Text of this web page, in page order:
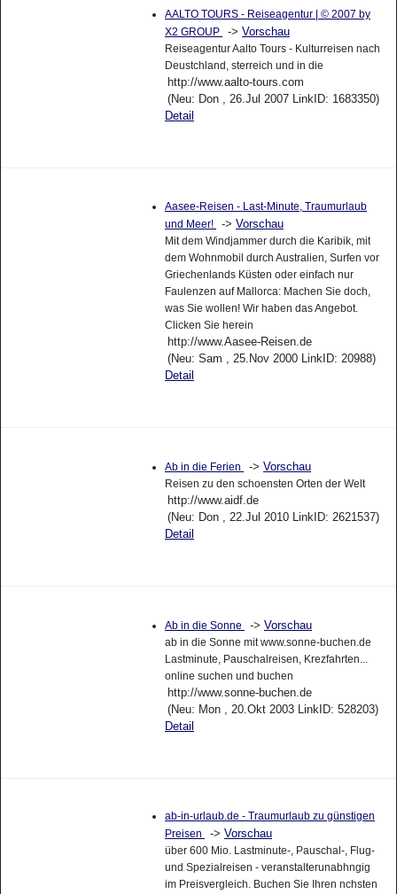
AALTO TOURS - Reiseagentur | © 2007 by
X2 GROUP
-> Vorschau
Reiseagentur Aalto Tours - Kulturreisen nach
Deustchland, sterreich und in die
http://www.aalto-tours.com
(Neu: Don , 26.Jul 2007 LinkID: 1683350)
Detail
Aasee-Reisen - Last-Minute, Traumurlaub
und Meer!
-> Vorschau
Mit dem Windjammer durch die Karibik, mit
dem Wohnmobil durch Australien, Surfen vor
Griechenlands Küsten oder einfach nur
Faulenzen auf Mallorca: Machen Sie doch,
was Sie wollen! Wir haben das Angebot.
Clicken Sie herein
http://www.Aasee-Reisen.de
(Neu: Sam , 25.Nov 2000 LinkID: 20988)
Detail
Ab in die Ferien -> Vorschau
Reisen zu den schoensten Orten der Welt
http://www.aidf.de
(Neu: Don , 22.Jul 2010 LinkID: 2621537)
Detail
Ab in die Sonne -> Vorschau
ab in die Sonne mit www.sonne-buchen.de
Lastminute, Pauschalreisen, Krezfahrten...
online suchen und buchen
http://www.sonne-buchen.de
(Neu: Mon , 20.Okt 2003 LinkID: 528203)
Detail
ab-in-urlaub.de - Traumurlaub zu günstigen
Preisen
-> Vorschau
über 600 Mio. Lastminute-, Pauschal-, Flug-
und Spezialreisen - veranstalterunabhngig
im Preisvergleich. Buchen Sie Ihren nchsten